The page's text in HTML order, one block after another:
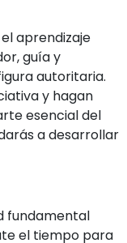
aprendizaje
guía y
autoritaria.
y hagan
esencial del
a desarrollar
fundamental
el tiempo para